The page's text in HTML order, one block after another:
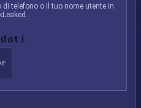
telefono o il tuo nome utente in